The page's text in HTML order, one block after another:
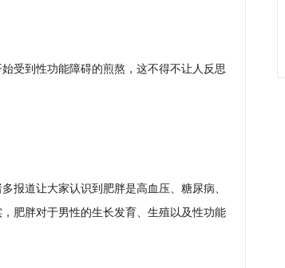
受到性功能障碍的煎熬，这不得不让人反思
报道让大家认识到肥胖是高血压、糖尿病、
肥胖对于男性的生长发育、生殖以及性功能